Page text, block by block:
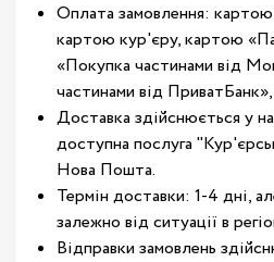
Оплата замовлення: картою
картою кур'єру, картою
«Покупка частинами від
частинами від
Доставка здійснюється у
доступна послуга
Нова Пошта.
Термін доставки: 1-4 дні,
залежно від ситуації в
Відправки замовлень